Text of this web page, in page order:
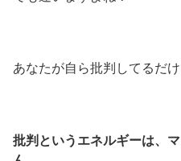
あなたが自ら批判してるだ
批判というエネルギーは、